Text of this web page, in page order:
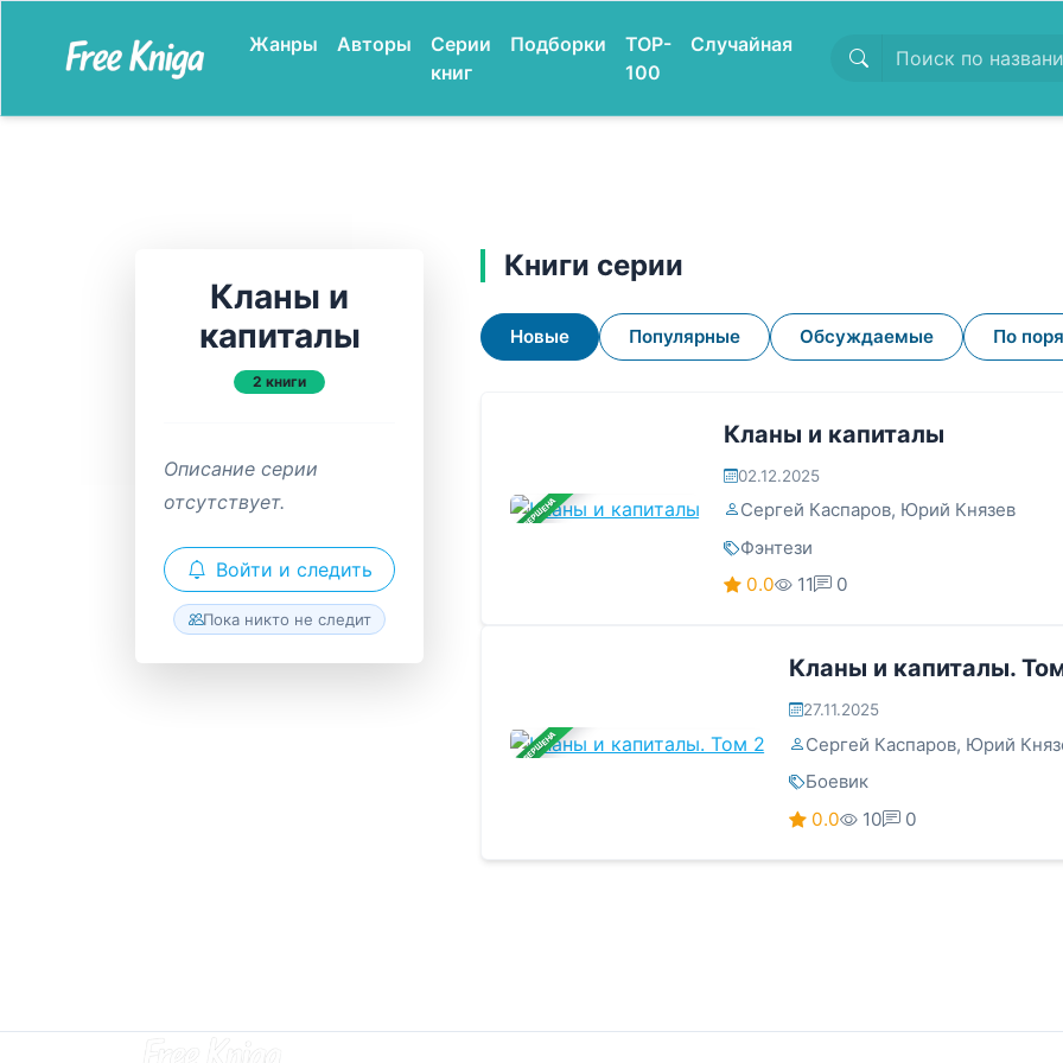
Жанры Авторы
Серии
книг
Подборки
TOP-
100
Случайная
Кланы и
капиталы
2 книги
Описание серии
отсутствует.
Войти и следить
Пока никто не следит
Книги серии
Новые Популярные Обсуждаемые По
ЗАВЕРШЕНА
Кланы и капиталы
02.12.2025
Сергей Каспаров, Юрий Князев
Фэнтези
0.0
11 0
ЗАВЕРШЕНА
Кланы и капиталы.
27.11.2025
Сергей Каспаров, Юрий
Боевик
0.0
10 0